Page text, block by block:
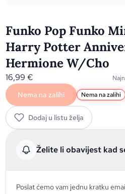
Funko Pop Funko
Harry Potter
Hermione W/Cho
16,99€
Nema na zalihi Nema na zalihi
Dodaj u listu želja
Želite li obavijest kad
Poslat ćemo vam jednu kratku